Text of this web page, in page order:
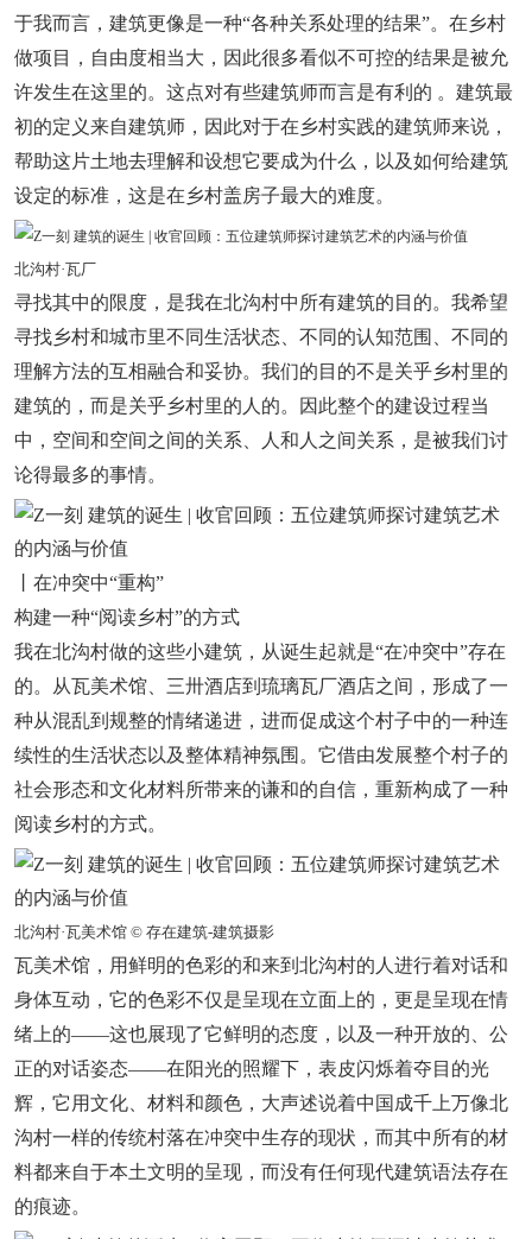
于我而言，建筑更像是一种“各种关系处理的结果”。在乡村
做项目，自由度相当大，因此很多看似不可控的结果是被允
许发生在这里的。这点对有些建筑师而言是有利的 。建筑最
初的定义来自建筑师，因此对于在乡村实践的建筑师来说，
帮助这片土地去理解和设想它要成为什么，以及如何给建筑
设定的标准，这是在乡村盖房子最大的难度。
北沟村·瓦厂
寻找其中的限度，是我在北沟村中所有建筑的目的。我希望
寻找乡村和城市里不同生活状态、不同的认知范围、不同的
理解方法的互相融合和妥协。我们的目的不是关乎乡村里的
建筑的，而是关乎乡村里的人的。因此整个的建设过程当
中，空间和空间之间的关系、人和人之间关系，是被我们讨
论得最多的事情。
丨在冲突中“重构”
构建一种“阅读乡村”的方式
我在北沟村做的这些小建筑，从诞生起就是“在冲突中”存在
的。从瓦美术馆、三卅酒店到琉璃瓦厂酒店之间，形成了一
种从混乱到规整的情绪递进，进而促成这个村子中的一种连
续性的生活状态以及整体精神氛围。它借由发展整个村子的
社会形态和文化材料所带来的谦和的自信，重新构成了一种
阅读乡村的方式。
北沟村·瓦美术馆 © 存在建筑-建筑摄影
瓦美术馆，用鲜明的色彩的和来到北沟村的人进行着对话和
身体互动，它的色彩不仅是呈现在立面上的，更是呈现在情
绪上的——这也展现了它鲜明的态度，以及一种开放的、公
正的对话姿态——在阳光的照耀下，表皮闪烁着夺目的光
辉，它用文化、材料和颜色，大声述说着中国成千上万像北
沟村一样的传统村落在冲突中生存的现状，而其中所有的材
料都来自于本土文明的呈现，而没有任何现代建筑语法存在
的痕迹。